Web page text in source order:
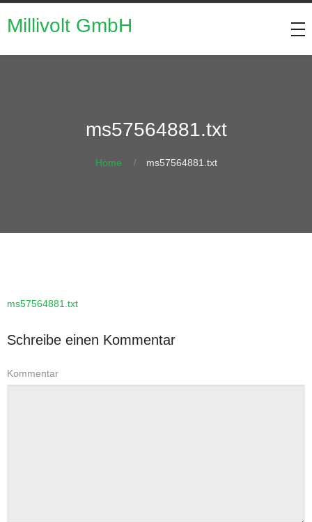
Millivolt GmbH
ms57564881.txt
Home ms57564881.txt
ms57564881.txt
Schreibe einen Kommentar
Kommentar